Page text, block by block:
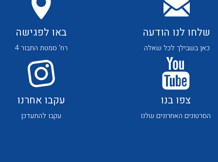
לכל מוצרי היצרן לכל מוצרי היצרן
שלחו לנו הודעה
כאן בשבילך לכל שאלה
באו לפגישה
רח' סמטת התבור 4
צפו בנו
הסרטונים האחרונים שלנו
עקבו אחרנו
עקבו להתעדכן